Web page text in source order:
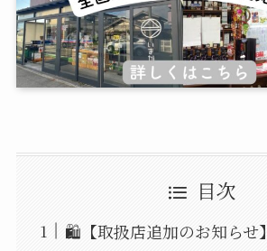
目次
🛍️【取扱店追加のお知ら